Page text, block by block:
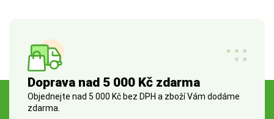
Doprava nad 5 000 Kč zdarma
Objednejte nad 5 000 Kč bez DPH a zboží Vám dodáme
zdarma.